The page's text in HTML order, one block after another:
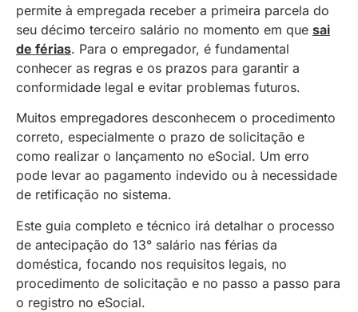
permite à empregada receber a primeira parcela do
seu décimo terceiro salário no momento em que sai
de férias. Para o empregador, é fundamental
conhecer as regras e os prazos para garantir a
conformidade legal e evitar problemas futuros.
Muitos empregadores desconhecem o procedimento
correto, especialmente o prazo de solicitação e
como realizar o lançamento no eSocial. Um erro
pode levar ao pagamento indevido ou à necessidade
de retificação no sistema.
Este guia completo e técnico irá detalhar o processo
de antecipação do 13° salário nas férias da
doméstica, focando nos requisitos legais, no
procedimento de solicitação e no passo a passo para
o registro no eSocial.